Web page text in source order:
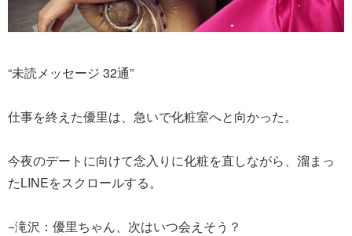
“未読メッセージ 32通”
仕事を終えた優里は、急いで化粧室へと向かった。
今夜のデートに向けて念入りに化粧を直しながら、溜まっ
たLINEをスクロールする。
−滝沢：優里ちゃん、次はいつ会えそう？